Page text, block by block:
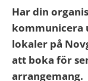
Har din
kommunicera
lokaler på
att boka för
arrangemang.